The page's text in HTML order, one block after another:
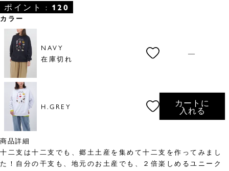
ポイント : 120
カラー
NAVY
在庫切れ
—
H.GREY
カートに
入れる
商品詳細
十二支は十二支でも、郷土土産を集めて十二支を作ってみまし
た！自分の干支も、地元のお土産でも、２倍楽しめるユニーク